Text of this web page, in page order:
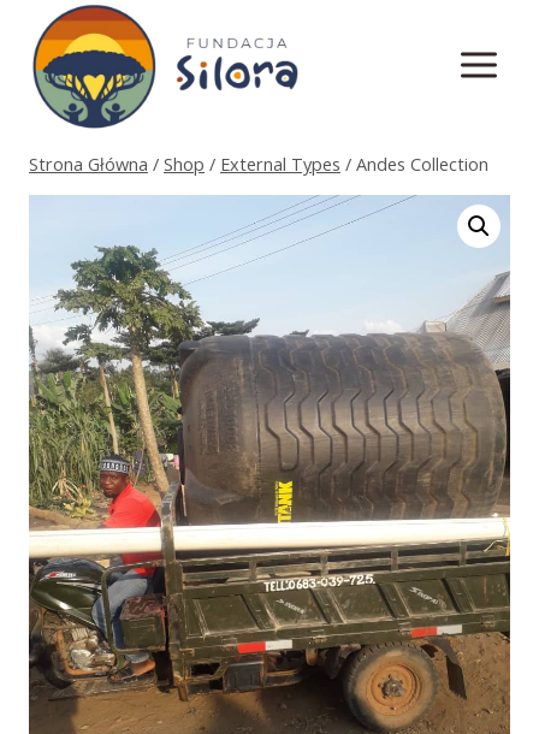
Przejdź
treści
Strona Główna / Shop / External Types / Andes Collection